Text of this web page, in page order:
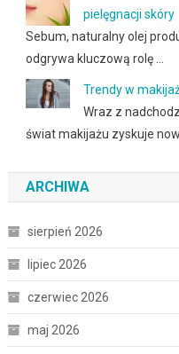
pielęgnacji skóry
Sebum, naturalny olej
odgrywa kluczową rolę …
Trendy w
Wraz z
świat makijażu zyskuje
ARCHIWA
sierpień 2026
lipiec 2026
czerwiec 2026
maj 2026